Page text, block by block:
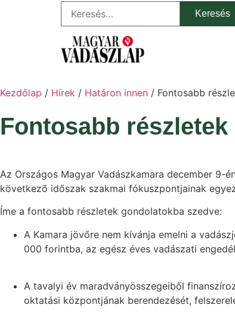
Kezdőlap / Hírek / Határon innen / Fontosabb
Fontosabb
Az Országos Magyar Vadászkamara december 9-
következő időszak szakmai fókuszpontjainak
Íme a fontosabb részletek gondolatokba szedve:
A Kamara jövőre nem kívánja emelni a
000 forintba, az egész éves vadászati
A tavalyi év maradványösszegeiből
oktatási központjának berendezését,